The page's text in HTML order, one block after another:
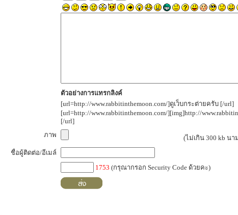
ตัวอย่างการแทรกลิงค์
[url=http://www.rabbitinthemoon.com/]ดูเว็บกระต่ายครับ [/url]
[url=http://www.rabbitinthemoon.com/][img]http://
[/url]
ภาพ
(ไม่เกิน 300 kb น
ชื่อผู้ติดต่อ/อีเมล์
1753 (กรุณากรอก Security Code ด้วยคะ)